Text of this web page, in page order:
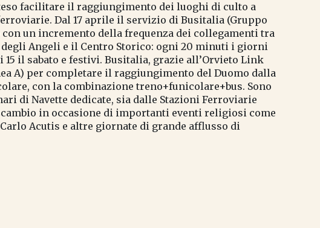
facilitare il raggiungimento dei luoghi di culto a
Dal 17 aprile il servizio di Busitalia (Gruppo
con un incremento della frequenza dei collegamenti tra
degli Angeli e il Centro Storico: ogni 20 minuti i giorni
il sabato e festivi. Busitalia, grazie all’Orvieto Link
A) per completare il raggiungimento del Duomo dalla
con la combinazione treno+funicolare+bus. Sono
di Navette dedicate, sia dalle Stazioni Ferroviarie
in occasione di importanti eventi religiosi come
Acutis e altre giornate di grande afflusso di